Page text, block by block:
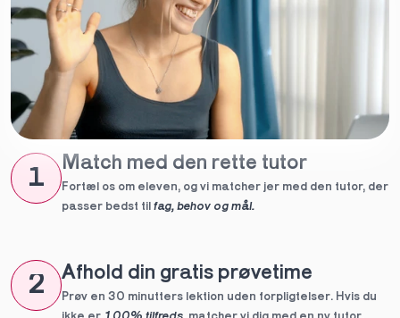
1
Match med den rette tutor
Fortæl os om eleven, og vi matcher jer med den tutor, der
passer bedst til fag, behov og mål.
2 Afhold din gratis prøvetime
Prøv en 30 minutters lektion uden forpligtelser. Hvis du